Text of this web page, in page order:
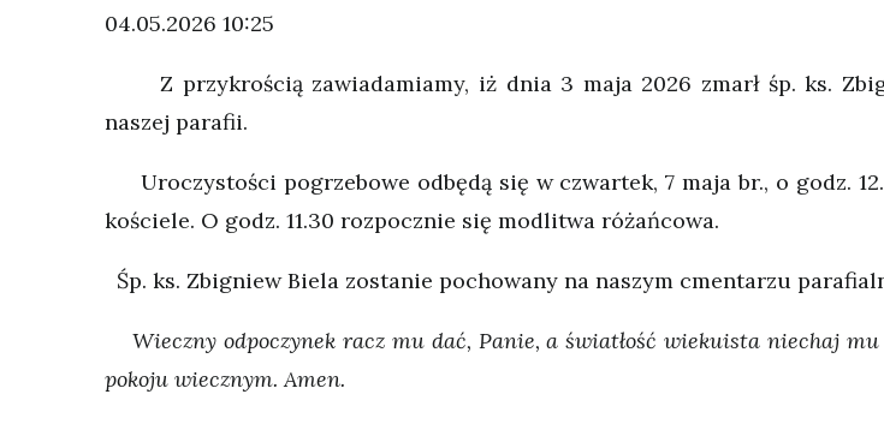
04.05.2026 10:25
Z przykrością zawiadamiamy, iż dnia 3 maja 2026 zmarł śp. ks.
naszej parafii.
Uroczystości pogrzebowe odbędą się w czwartek, 7 maja br., o godz.
kościele. O godz. 11.30 rozpocznie się modlitwa różańcowa.
Śp. ks. Zbigniew Biela zostanie pochowany na naszym cmentarzu
Wieczny odpoczynek racz mu dać, Panie, a światłość wiekuista niechaj
pokoju wiecznym. Amen.